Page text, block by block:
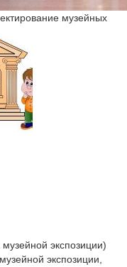
музейных
экспозиции)
экспозиции,